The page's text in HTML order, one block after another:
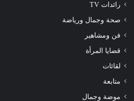
رائدات TV
صحة وجمال ورياضة
فن ومشاهير
قضايا المرأة
لقائات
متابعة
موضة وجمال